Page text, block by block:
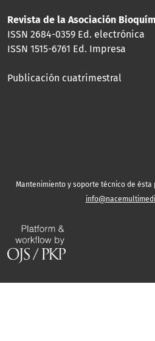
Revista de la Asociación
ISSN 2684-0359 Ed. electrónica
ISSN 1515-6761 Ed. Impresa
Publicación cuatrimestral
Mantenimiento y soporte técnico de ésta